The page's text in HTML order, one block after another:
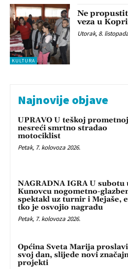
KULTURA
Ne
veza u
Utorak, 8.
Najnovije objave
UPRAVO U teškoj prometnoj
nesreći smrtno stradao
motociklist
Petak, 7. kolovoza 2026.
NAGRADNA IGRA U subotu
Kunovcu nogometno-
spektakl uz turnir i Mejaše,
tko je osvojio nagradu
Petak, 7. kolovoza 2026.
Općina Sveta Marija
svoj dan, slijede novi
projekti